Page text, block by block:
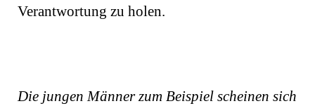
Verantwortung zu holen.
Die jungen Männer zum Beispiel scheinen sich